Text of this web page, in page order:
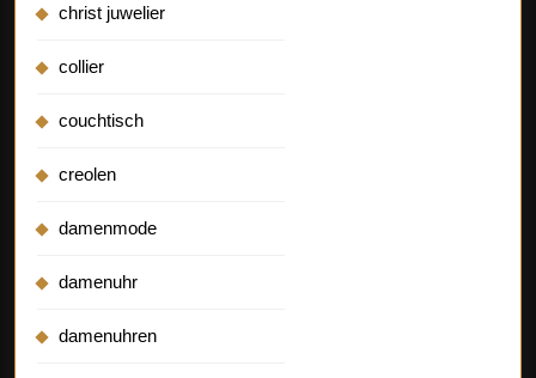
christ juwelier
collier
couchtisch
creolen
damenmode
damenuhr
damenuhren